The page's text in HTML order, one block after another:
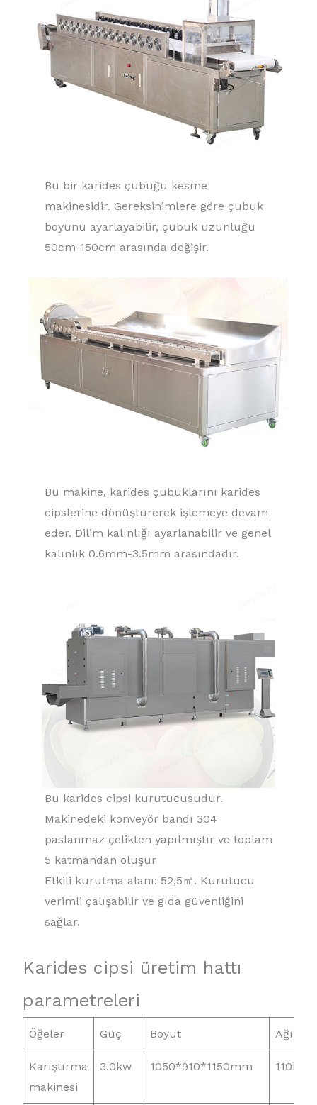
Bu bir karides çubuğu kesme
makinesidir. Gereksinimlere göre çubuk
boyunu ayarlayabilir, çubuk uzunluğu
50cm-150cm arasında değişir.
Bu makine, karides çubuklarını karides
cipslerine dönüştürerek işlemeye devam
eder. Dilim kalınlığı ayarlanabilir ve genel
kalınlık 0.6mm-3.5mm arasındadır.
Bu karides cipsi kurutucusudur.
Makinedeki konveyör bandı 304
paslanmaz çelikten yapılmıştır ve toplam
5 katmandan oluşur
Etkili kurutma alanı: 52,5㎡. Kurutucu
verimli çalışabilir ve gıda güvenliğini
sağlar.
Karides cipsi üretim hattı
parametreleri
Öğeler Güç Boyut Ağırlık
Karıştırma
makinesi
3.0kw 1050*910*1150mm 110kg